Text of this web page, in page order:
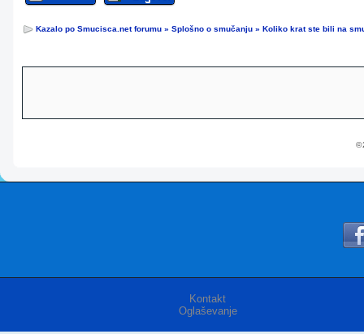
Kazalo po Smucisca.net forumu » Splošno o smučanju » Koliko krat ste bili na
©
Kontakt
Oglaševanje